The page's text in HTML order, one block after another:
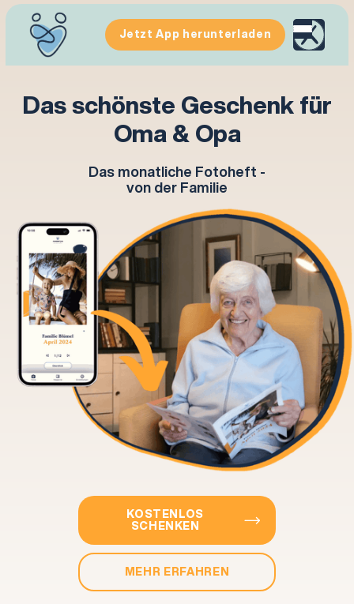
Jetzt App herunterladen
Das schönste Geschenk für
Oma & Opa
Das monatliche Fotoheft -
von der Familie
KOSTENLOS
SCHENKEN

MEHR ERFAHREN